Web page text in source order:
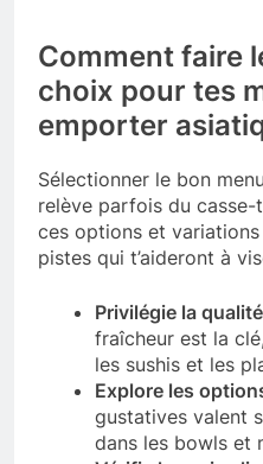
Comment faire
choix pour tes
emporter
Sélectionner le bon
relève parfois du
ces options et
pistes qui t’aideront à
Privilégie la
fraîcheur est la
les sushis et les
Explore les
gustatives valent
dans les bowls et